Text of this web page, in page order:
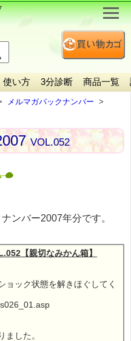
使い方 3分診断 商品一覧
メルマガバックナンバー
VOL.052
ンバー2007年分です。
【親切なみかん箱】
ック状態を解きほぐしてく
した。